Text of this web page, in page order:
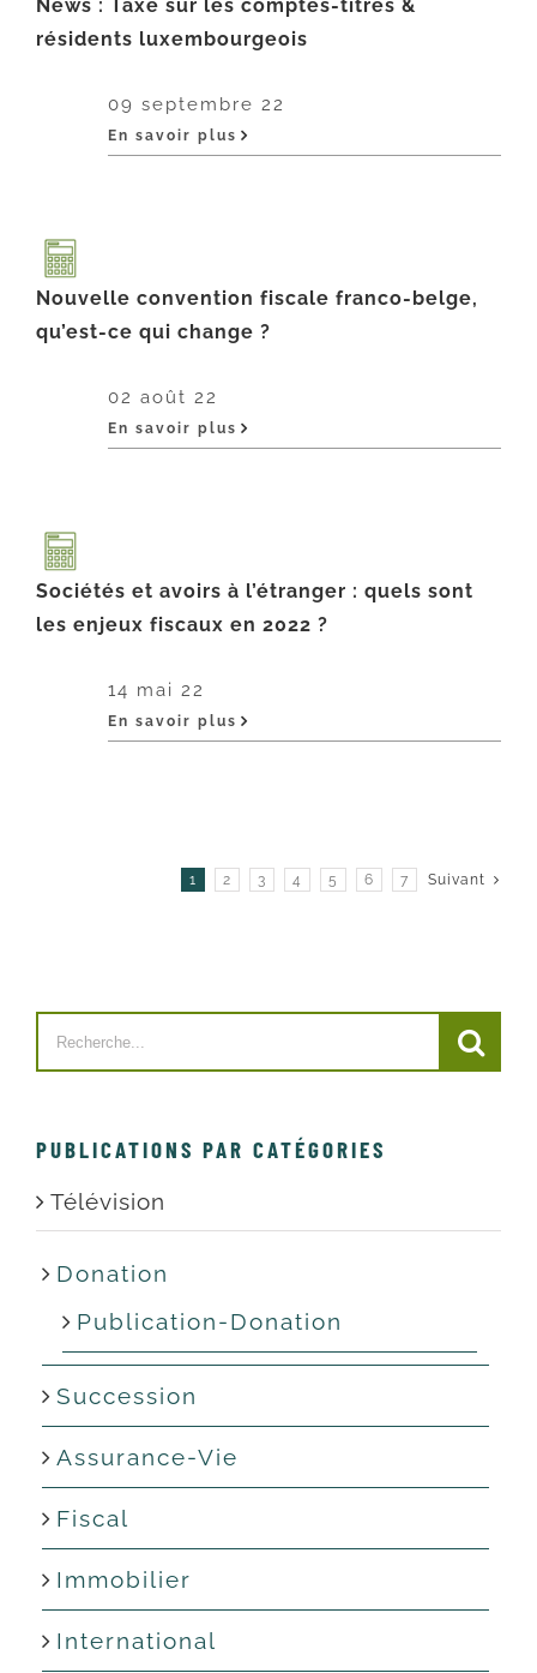
News : Taxe sur les comptes-titres &
résidents luxembourgeois
09 septembre 22
En savoir plus
Nouvelle convention fiscale franco-belge,
qu’est-ce qui change ?
02 août 22
En savoir plus
Sociétés et avoirs à l’étranger : quels sont
les enjeux fiscaux en 2022 ?
14 mai 22
En savoir plus
1 2 3 4 5 6 7 Suivant
for:
PAR CATÉGORIES
Télévision
Donation
Publication-Donation
Succession
Assurance-Vie
Fiscal
Immobilier
International